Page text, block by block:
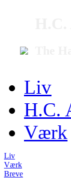
Liv
H.C.
Værk
Liv
Værk
Breve